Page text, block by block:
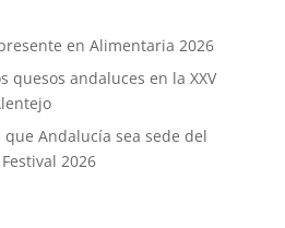
en Alimentaria 2026
quesos andaluces en la XXV
Andalucía sea sede del
2026